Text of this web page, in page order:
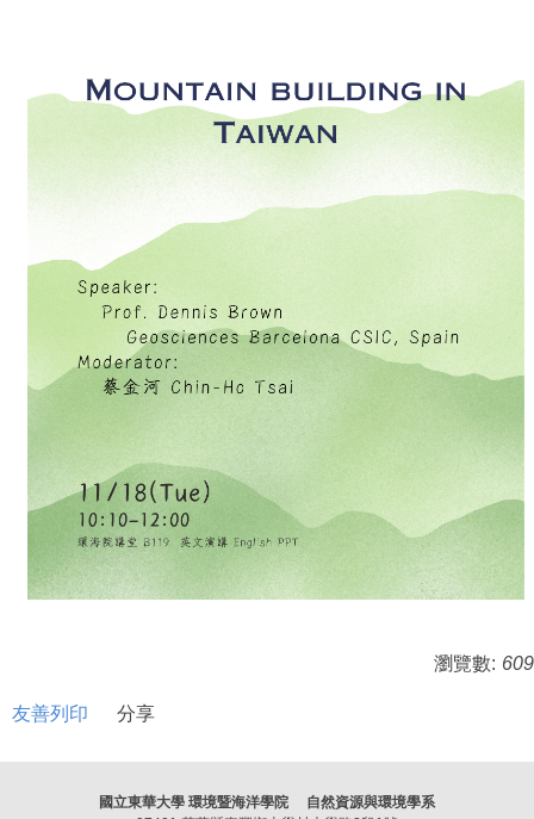
瀏覽數: 609
友善列印 分享
國立東華大學 環境暨海洋學院 自然資源與環境學系